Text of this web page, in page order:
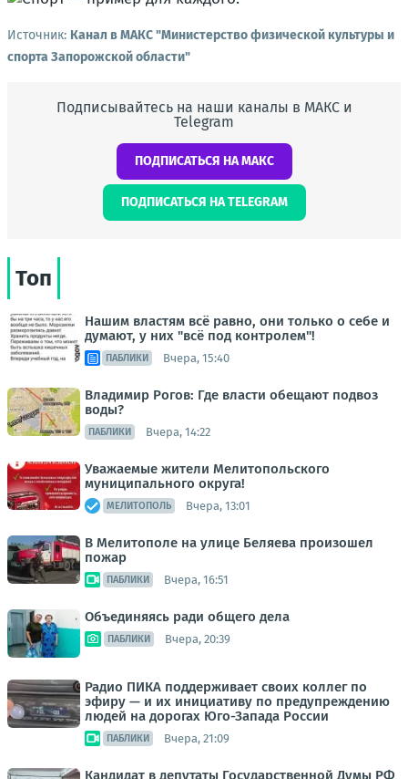
Источник: Канал в МАКС "Министерство физической культуры и
спорта Запорожской области"
Подписывайтесь на наши каналы в МАКС и
Telegram
ПОДПИСАТЬСЯ НА МАКС
ПОДПИСАТЬСЯ НА TELEGRAM
Топ
Нашим властям всё равно, они только о себе и
думают, у них "всё под контролем"!
ПАБЛИКИ Вчера, 15:40
Владимир Рогов: Где власти обещают подвоз
воды?
ПАБЛИКИ Вчера, 14:22
Уважаемые жители Мелитопольского
муниципального округа!
МЕЛИТОПОЛЬ Вчера, 13:01
В Мелитополе на улице Беляева произошел
пожар
ПАБЛИКИ Вчера, 16:51
Объединяясь ради общего дела
ПАБЛИКИ Вчера, 20:39
Радио ПИКА поддерживает своих коллег по
эфиру — и их инициативу по предупреждению
людей на дорогах Юго-Запада России
ПАБЛИКИ Вчера, 21:09
Кандидат в депутаты Государственной Думы РФ